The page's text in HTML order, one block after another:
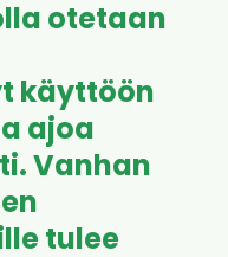
otetaan
käyttöön
ajoa
Vanhan
tulee